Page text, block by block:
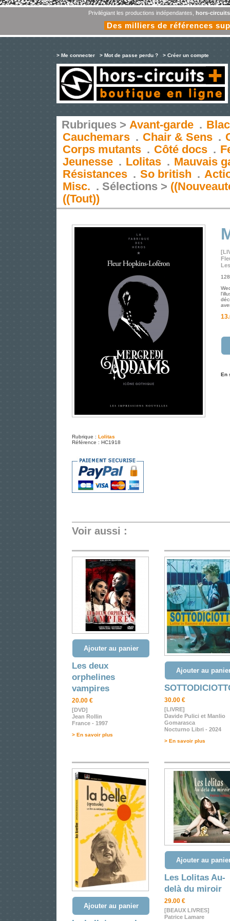
Privilégiant les productions indépendantes, hors-
Des milliers de références
> Me connecter > Mot de passe perdu ? > Créer un compte
Rubriques > Avant-garde .
Cauchemars . Chair & Sens .
Corps mutants . Côté docs .
Jeunesse . Lolitas . Mauvais
Résistances . So british .
Misc. . Sélections >
((Tout))
Rubrique : Lolitas
Référence : HC1918
En
Voir aussi :
Ajouter au panier
Les deux
orphelines
vampires
20.00 €
[DVD]
Jean Rollin
France - 1997
> En savoir plus
Ajouter au
30.00 €
[LIVRE]
Davide Pulici et Manlio
Gomarasca
Nocturno Libri - 2024
> En savoir plus
Ajouter au panier
Ajouter au
Les Lolitas Au-
delà du miroir
29.00 €
[BEAUX LIVRES]
Patrice Lamare